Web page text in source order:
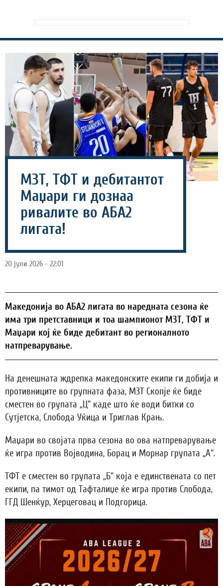
МЗТ, ТФТ и дебитантот
Маџари ги дознаа
ривалите во АБА2
лигата!
20 јули 2026 - 22:01
Maкедонија во АБА2 лигата во наредната сезона ќе
има три претставници и тоа шампионот МЗТ, ТФТ и
Маџари кој ќе биде дебитант во регионалното
натпреварување.
На денешната ждрепка македонските екипи ги добија и
противниците во групната фаза, МЗТ Скопје ќе биде
сместен во групата „Ц“ каде што ќе води битки со
Сутјетска, Слобода Уќица и Триглав Крањ.
Маџари во својата прва сезона во ова натпреварување
ќе игра против Војводина, Борац и Морнар групата „А“.
ТФТ е сместен во групата „Б“ која е единствената со пет
екипи, па тимот од Тафталиџе ќе игра против Слобода,
ГГД Шенќур, Херцеговац и Подгорица.